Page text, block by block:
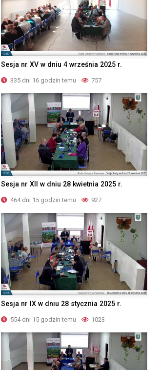
Sesja nr XV w dniu 4 września 2025 r.
335 dni 16 godzin temu 757
Sesja nr XII w dniu 28 kwietnia 2025 r.
464 dni 15 godzin temu 927
Sesja nr IX w dniu 28 stycznia 2025 r.
554 dni 15 godzin temu 1023